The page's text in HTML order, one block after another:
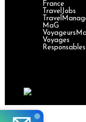
France
TravelJobs
MaG
Voyages
Responsables